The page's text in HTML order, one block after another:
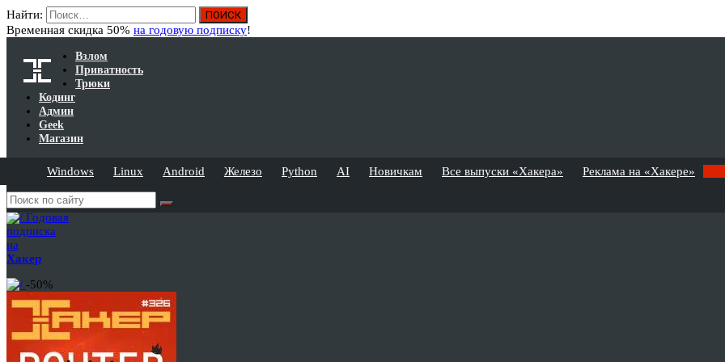
Найти:
Временная скидка 50% на годовую подписку!
Взлом
Приватность
Трюки
Кодинг
Админ
Geek
Магазин
Windows Linux Android Железо Python AI Новичкам Все выпуски «Хакера» Реклама на «Хакере»
Годовая
подписка
на
Хакер
-50%